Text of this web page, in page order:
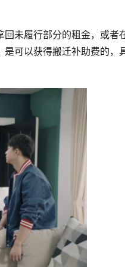
未履行部分的租金，或者
可以获得搬迁补助费的，